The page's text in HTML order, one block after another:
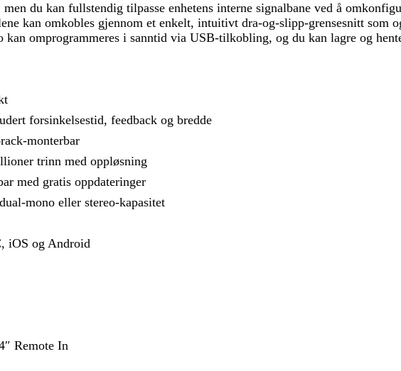
du kan fullstendig tilpasse enhetens interne signalbane ved å
kan omkobles gjennom et enkelt, intuitivt dra-og-slipp-grensesnitt som
omprogrammeres i sanntid via USB-tilkobling, og du kan lagre og
forsinkelsestid, feedback og bredde
monterbar
trinn med oppløsning
med gratis oppdateringer
mono eller stereo-kapasitet
iOS og Android
Remote In